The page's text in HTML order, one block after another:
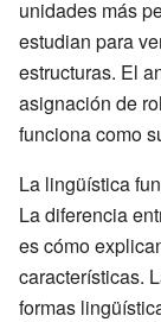
unidades más
estudian para
estructuras. El
asignación de
funciona como
La lingüística
La diferencia
es cómo
características.
formas